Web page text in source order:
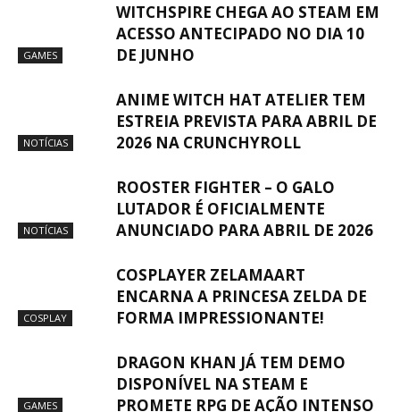
GAMES
WITCHSPIRE CHEGA AO STEAM EM
ACESSO ANTECIPADO NO DIA 10
DE JUNHO
NOTÍCIAS
ANIME WITCH HAT ATELIER TEM
ESTREIA PREVISTA PARA ABRIL DE
2026 NA CRUNCHYROLL
NOTÍCIAS
ROOSTER FIGHTER – O GALO
LUTADOR É OFICIALMENTE
ANUNCIADO PARA ABRIL DE 2026
COSPLAY
COSPLAYER ZELAMAART
ENCARNA A PRINCESA ZELDA DE
FORMA IMPRESSIONANTE!
GAMES
DRAGON KHAN JÁ TEM DEMO
DISPONÍVEL NA STEAM E
PROMETE RPG DE AÇÃO INTENSO